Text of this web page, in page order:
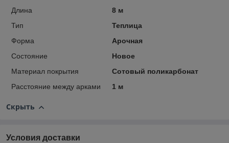
Длина
8 м
Тип
Теплица
Форма
Арочная
Состояние
Новое
Материал покрытия
Сотовый поликарбонат
Расстояние между арками
1 м
Скрыть
Условия доставки